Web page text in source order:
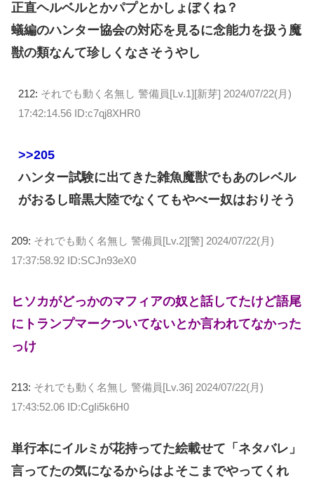
正直ヘルベルとかパプとかしょぼくね？
蟻編のハンター協会の対応を見るに念能力を扱う魔
獣の類なんて珍しくなさそうやし
212: それでも動く名無し 警備員[Lv.1][新芽] 2024/07/22(月)
17:42:14.56 ID:c7qj8XHR0
>>205
ハンター試験に出てきた雑魚魔獣でもあのレベル
がおるし暗黒大陸でなくてもやべー奴はおりそう
209: それでも動く名無し 警備員[Lv.2][警] 2024/07/22(月)
17:37:58.92 ID:SCJn93eX0
ヒソカがどっかのマフィアの奴と話してたけど語尾
にトランプマークついてないとか言われてなかった
っけ
213: それでも動く名無し 警備員[Lv.36] 2024/07/22(月)
17:43:52.06 ID:CgIi5k6H0
単行本にイルミが花持ってた絵載せて「ネタバレ」
言ってたの気になるからはよそこまでやってくれ